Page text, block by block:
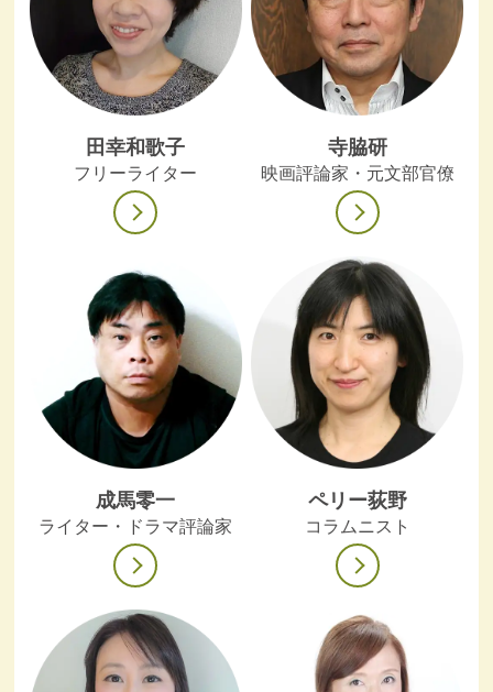
田幸和歌子
フリーライター
寺脇研
映画評論家・元文部官僚
成馬零一
ライター・ドラマ評論家
ペリー荻野
コラムニスト